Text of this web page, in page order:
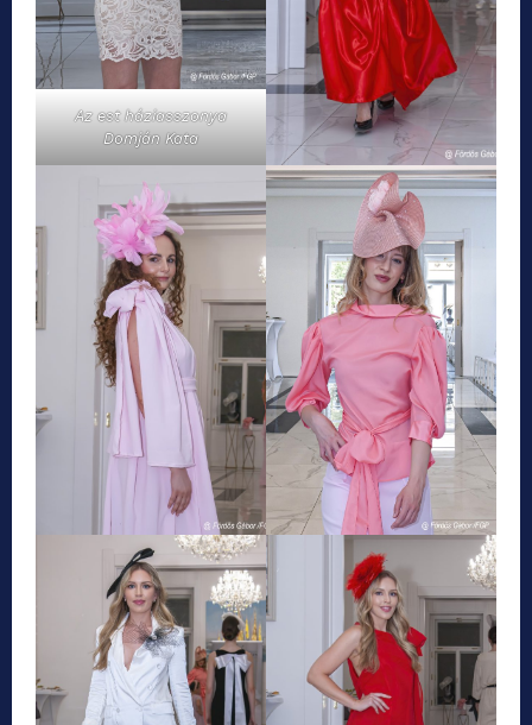
Az est háziasszonya
Domján Kata